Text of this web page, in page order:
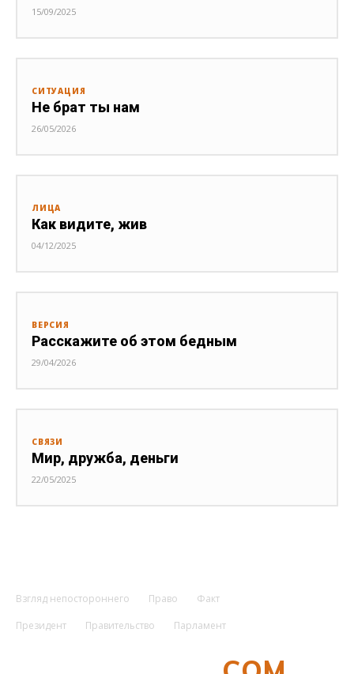
15/09/2025
СИТУАЦИЯ
Не брат ты нам
26/05/2026
ЛИЦА
Как видите, жив
04/12/2025
ВЕРСИЯ
Расскажите об этом бедным
29/04/2026
СВЯЗИ
Мир, дружба, деньги
22/05/2025
Взгляд непостороннего Право
Факт
Президент
Правительство Парламент